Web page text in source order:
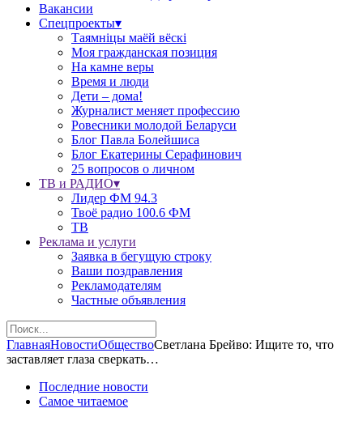
Вакансии
Спецпроекты▾
Таямніцы маёй вёскі
Моя гражданская позиция
На камне веры
Время и люди
Дети – дома!
Журналист меняет профессию
Ровесники молодой Беларуси
Блог Павла Болейшиса
Блог Екатерины Серафинович
25 вопросов о личном
ТВ и РАДИО▾
Лидер ФМ 94.3
Твоё радио 100.6 ФМ
ТВ
Реклама и услуги
Заявка в бегущую строку
Ваши поздравления
Рекламодателям
Частные объявления
ГлавнаяНовостиОбществоСветлана Брейво: Ищите то, что
заставляет глаза сверкать…
Последние новости
Самое читаемое